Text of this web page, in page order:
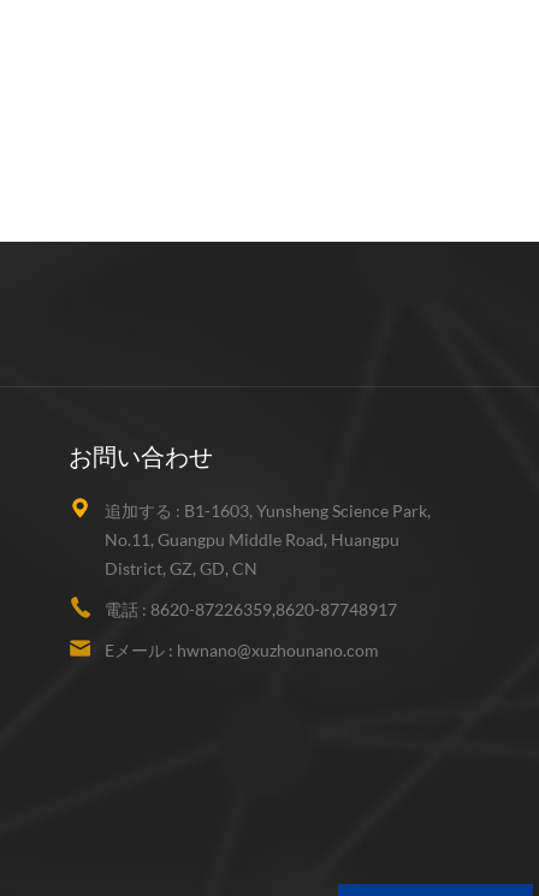
お問い合わせ
追加する : B1-1603, Yunsheng Science Park,
No.11, Guangpu Middle Road, Huangpu
District, GZ, GD, CN
電話 : 8620-87226359,8620-87748917
Eメール : hwnano@xuzhounano.com